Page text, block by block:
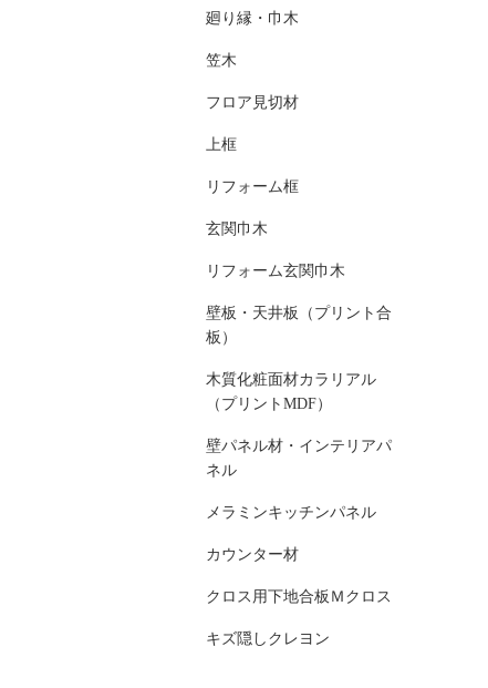
廻り縁・巾木
笠木
フロア見切材
上框
リフォーム框
玄関巾木
リフォーム玄関巾木
壁板・天井板（プリント合
板）
木質化粧面材カラリアル
（プリントMDF）
壁パネル材・インテリアパ
ネル
メラミンキッチンパネル
カウンター材
クロス用下地合板Ｍクロス
キズ隠しクレヨン